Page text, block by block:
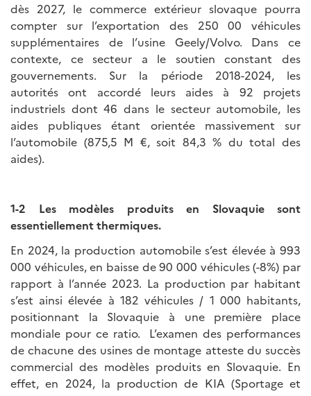
dès 2027, le commerce extérieur slovaque pourra
compter sur l’exportation des 250 00 véhicules
supplémentaires de l’usine Geely/Volvo. Dans ce
contexte, ce secteur a le soutien constant des
gouvernements. Sur la période 2018-2024, les
autorités ont accordé leurs aides à 92 projets
industriels dont 46 dans le secteur automobile, les
aides publiques étant orientée massivement sur
l’automobile (875,5 M €, soit 84,3 % du total des
aides).
1-2 Les modèles produits en Slovaquie sont
essentiellement thermiques.
En 2024, la production automobile s’est élevée à 993
000 véhicules, en baisse de 90 000 véhicules (-8%) par
rapport à l’année 2023. La production par habitant
s’est ainsi élevée à 182 véhicules / 1 000 habitants,
positionnant la Slovaquie à une première place
mondiale pour ce ratio. L’examen des performances
de chacune des usines de montage atteste du succès
commercial des modèles produits en Slovaquie. En
effet, en 2024, la production de KIA (Sportage et